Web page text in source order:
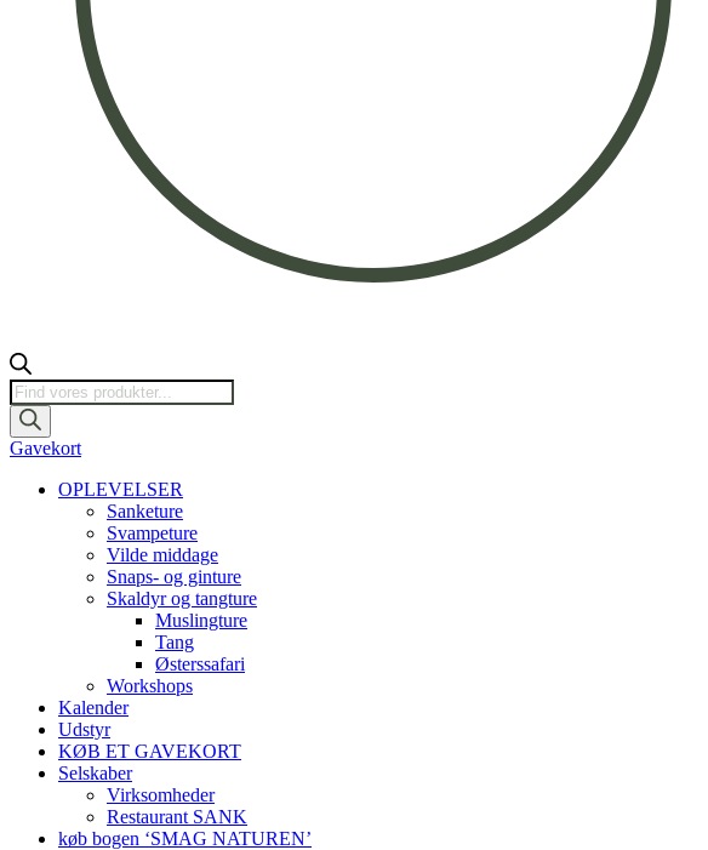
Products
search
Gavekort
OPLEVELSER
Sanketure
Svampeture
Vilde middage
Snaps- og ginture
Skaldyr og tangture
Muslingture
Tang
Østerssafari
Workshops
Kalender
Udstyr
KØB ET GAVEKORT
Selskaber
Virksomheder
Restaurant SANK
køb bogen ‘SMAG NATUREN’